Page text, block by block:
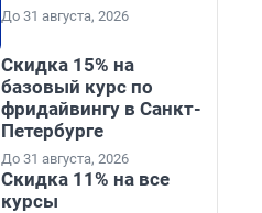
До 31 августа, 2026
Скидка 15% на
базовый курс по
фридайвингу в Санкт-
Петербурге
До 31 августа, 2026
Скидка 11% на все
курсы